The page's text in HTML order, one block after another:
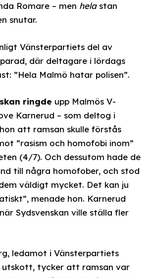
Romare – men helastan
snutar.
Vänsterpartiets del av
där deltagare i lördags
”Hela Malmö hatar polisen”.
ringde upp Malmös V-
Karnerud – som deltog i
att ramsan skulle förstås
”rasism och homofobi inom”
(4/7). Och dessutom hade de
till några homofober, och stod
väldigt mycket. Det kan ju
menade hon. Karnerud
Sydsvenskan ville ställa fler
ledamot i Vänsterpartiets
utskott, tycker att ramsan var